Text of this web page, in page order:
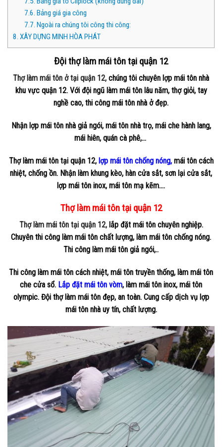
7.6. Bảng giá gia công
7.7. Ngoài ra chúng tôi công thi công:
8. XÂY DỰNG MINH HÒA PHÁT
Đội thợ làm mái tôn tại quận 12
Thợ làm mái tôn ở tại quận 12, chúng tôi chuyên lợp mái tôn nhà
khu vực quận 12. Với đội ngũ làm mái tôn lâu năm, thợ giỏi, tay
nghề cao, thi công mái tôn nhà ở đẹp.
Nhận lợp mái tôn nhà giả ngói, mái tôn nhà trọ, mái che hành lang,
mái hiên, quán cà phê,…
Thợ làm mái tôn tại quận 12,lợp mái tôn chống nóng,mái tôn cách
nhiệt, chống ồn. Nhận làm khung kèo, hàn cửa sắt, sơn lại cửa sắt,
lợp mái tôn inox, mái tôn mạ kẽm….
Thợ làm mái tôn tại quận 12
Thợ làm mái tôn tại quận 12,lắp đặt mái tôn chuyên nghiệp.
Chuyên thi công làm mái tôn chất lượng, làm mái tôn chống nóng.
Thi công làm mái tôn giả ngói,..
Thi công làm mái tôn cách nhiệt, mái tôn truyền thống, làm mái tôn
che cửa sổ. Lắp đặt mái tôn vòm, làm mái tôn inox, mái tôn
olympic. Đội thợ làm mái tôn đẹp, an toàn. Cung cấp dịch vụ lợp
mái tôn nhà uy tín, chất lượng.